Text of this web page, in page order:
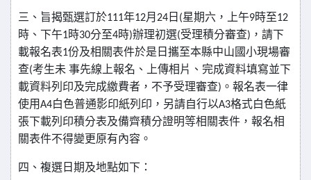
三、旨揭甄選訂於111年12月 24 日 (星期六，上午9時至12
時、下午1時30分至4時)辦理初選(受理積分審查) ，請下
載報名表1份及相關表件於是日攜至本縣中山國小現場審
查(考生未 事先線上報名、上傳相片、完成資料填寫並下
載資料列印及完成繳費者，不予受理審查) 。報名表一律
使用A4白色普通影印紙列印，另請自行以A3格式白色紙
張下載列印積分表及備齊積分證明等相關表件，報名相
關表件不得變更原有內容。
四、複選日期及地點如下：